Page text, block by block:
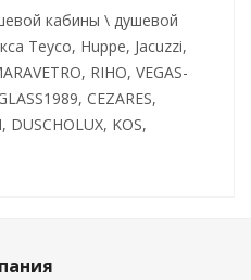
кабины \ душевой
Teyco, Huppe, Jacuzzi,
RIHO, VEGAS-
CEZARES,
DUSCHOLUX, KOS,